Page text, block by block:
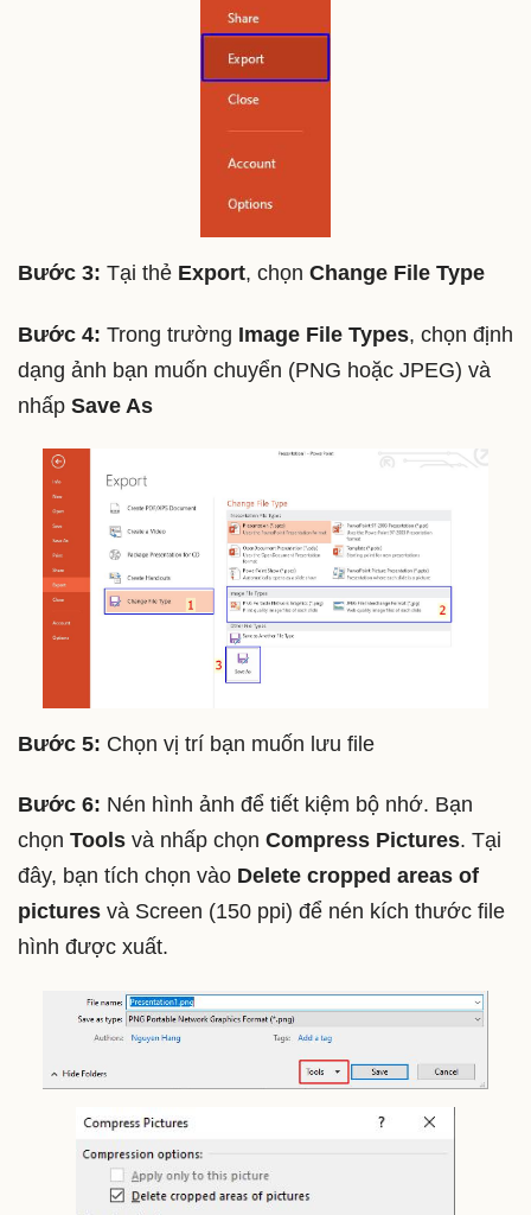
Bước 3: Tại thẻ Export, chọn Change File Type
Bước 4: Trong trường Image File Types, chọn định
dạng ảnh bạn muốn chuyển (PNG hoặc JPEG) và
nhấp Save As
Bước 5: Chọn vị trí bạn muốn lưu file
Bước 6: Nén hình ảnh để tiết kiệm bộ nhớ. Bạn
chọn Tools và nhấp chọn Compress Pictures. Tại
đây, bạn tích chọn vào Delete cropped areas of
pictures và Screen (150 ppi) để nén kích thước file
hình được xuất.